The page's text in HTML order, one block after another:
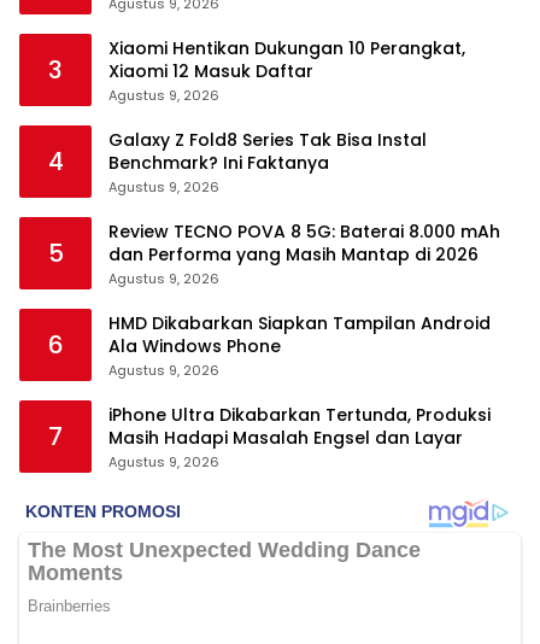
3
Xiaomi Hentikan Dukungan 10 Perangkat,
Xiaomi 12 Masuk Daftar
Agustus 9, 2026
4
Galaxy Z Fold8 Series Tak Bisa Instal
Benchmark? Ini Faktanya
Agustus 9, 2026
5
Review TECNO POVA 8 5G: Baterai 8.000 mAh
dan Performa yang Masih Mantap di 2026
Agustus 9, 2026
6
HMD Dikabarkan Siapkan Tampilan Android
Ala Windows Phone
Agustus 9, 2026
7
iPhone Ultra Dikabarkan Tertunda, Produksi
Masih Hadapi Masalah Engsel dan Layar
Agustus 9, 2026